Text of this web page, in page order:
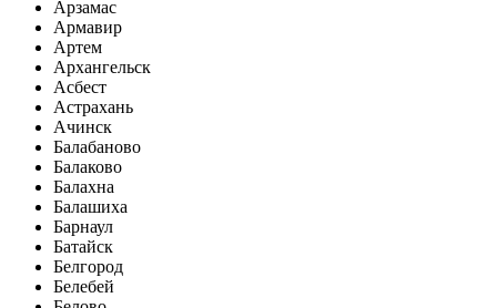
Арзамас
Армавир
Артем
Архангельск
Асбест
Астрахань
Ачинск
Балабаново
Балаково
Балахна
Балашиха
Барнаул
Батайск
Белгород
Белебей